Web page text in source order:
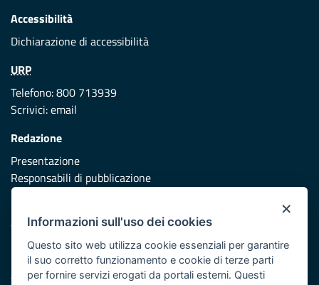
Accessibilità
Dichiarazione di accessibilità
URP
Telefono: 800 713939
Scrivici:email
Redazione
Presentazione
Responsabili di pubblicazione
Vai al sito di Protezione Civile Puglia
Iniziativa finanziata con risorse del POR Puglia 2014/2020 -
Asse XI
×
Informazioni sull'uso dei cookies
Questo sito web utilizza cookie essenziali per garantire
il suo corretto funzionamento e cookie di terze parti
per fornire servizi erogati da portali esterni. Questi